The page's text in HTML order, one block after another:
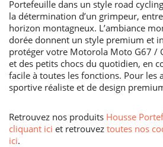
Portefeuille dans un style road
la détermination d’un grimpeur,
horizon montagneux. L’ambiance
dorée donnent un style premium et
protéger votre Motorola Moto G67 /
et des petits chocs du quotidien, en
facile à toutes les fonctions. Pour les
sportive réaliste et de design
Retrouvez nos produits Housse
cliquant ici et retrouvez toutes nos
ici.